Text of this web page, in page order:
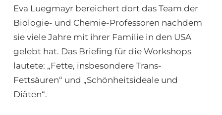
Eva Luegmayr bereichert dort das Team der
Biologie- und Chemie-Professoren nachdem
sie viele Jahre mit ihrer Familie in den USA
gelebt hat. Das Briefing für die Workshops
lautete: „Fette, insbesondere Trans-
Fettsäuren“ und „Schönheitsideale und
Diäten“.